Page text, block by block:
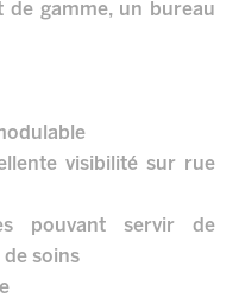
gamme, un bureau
visibilité sur rue
pouvant servir de
de soins